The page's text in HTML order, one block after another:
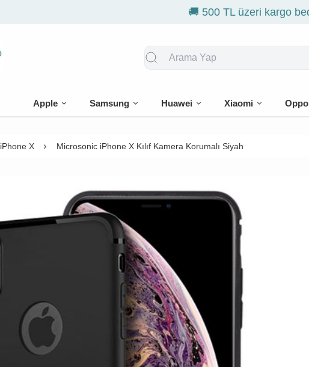
Apple Samsung Huawei Xiaomi Oppo
iPhone X Microsonic iPhone X Kılıf Kamera Korumalı Siyah